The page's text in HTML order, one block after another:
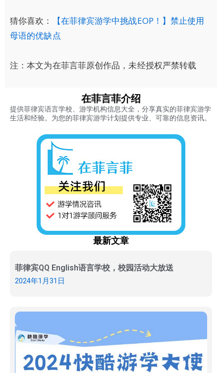
猜你喜欢：
【在菲律宾游学中挑战EOP！】禁止使用
母语的优缺点
注：本文为在菲言菲原创作品，未经授权严禁转载
在菲言菲介绍
提供菲律宾语言学校、游学机构信息大全，分享真实的菲律宾游学
生活和经验。为您的菲律宾游学计划提供专业、可靠的信息资讯。
最新文章
菲律宾QQ English语言学校，校园活动大放送
2024年1月31日